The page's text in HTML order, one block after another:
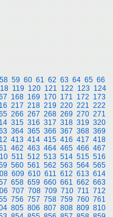
58 59 60 61 62 63 64 65 66
119 120 121 122 123 124
168 169 170 171 172 173
217 218 219 220 221 222
266 267 268 269 270 271
315 316 317 318 319 320
364 365 366 367 368 369
413 414 415 416 417 418
462 463 464 465 466 467
511 512 513 514 515 516
560 561 562 563 564 565
609 610 611 612 613 614
658 659 660 661 662 663
707 708 709 710 711 712
756 757 758 759 760 761
805 806 807 808 809 810